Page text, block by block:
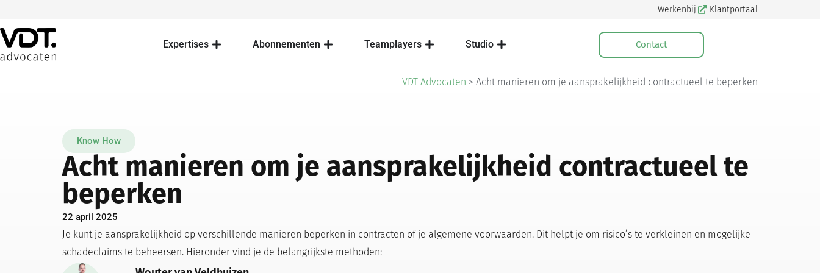
Werkenbij Klantportaal
Expertises Abonnementen Teamplayers Studio Contact
VDT Advocaten > Acht manieren om je aansprakelijkheid contractueel te beperken
Know How
Acht manieren om je aansprakelijkheid contractueel te
beperken
22 april 2025
Je kunt je aansprakelijkheid op verschillende manieren beperken in contracten of je algemene voorwaarden. Dit helpt je om risico’s te verkleinen en mogelijke
schadeclaims te beheersen. Hieronder vind je de belangrijkste methoden: